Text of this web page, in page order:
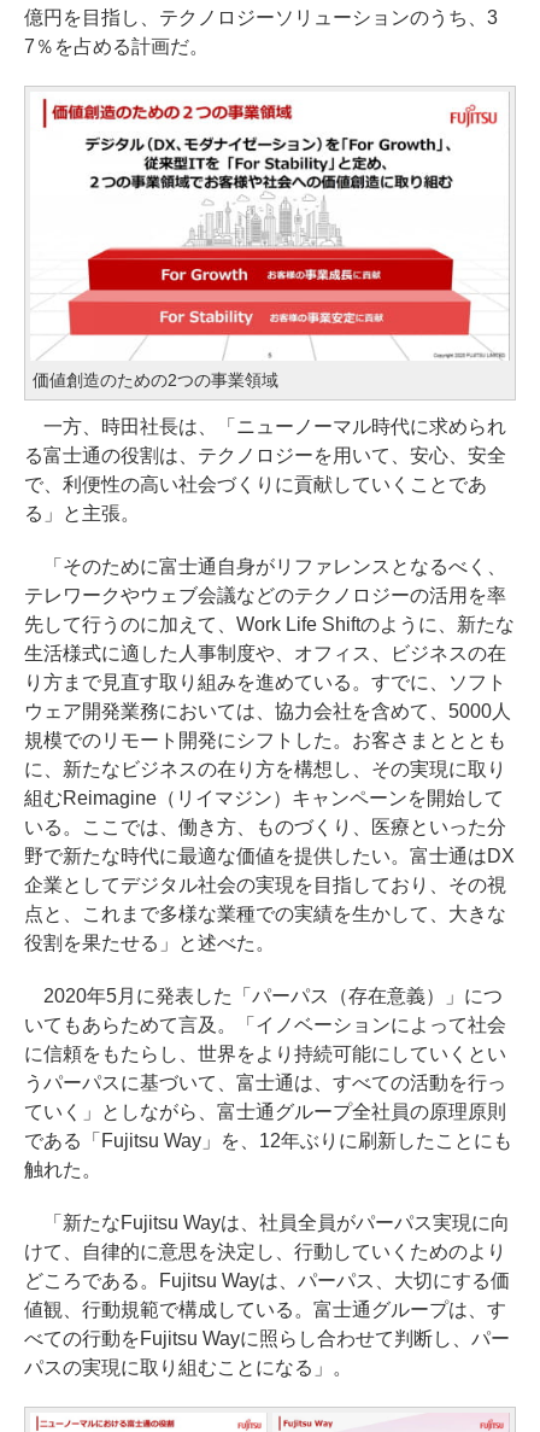
億円を目指し、テクノロジーソリューションのうち、3
7％を占める計画だ。
価値創造のための2つの事業領域
一方、時田社長は、「ニューノーマル時代に求められ
る富士通の役割は、テクノロジーを用いて、安心、安全
で、利便性の高い社会づくりに貢献していくことであ
る」と主張。
「そのために富士通自身がリファレンスとなるべく、
テレワークやウェブ会議などのテクノロジーの活用を率
先して行うのに加えて、Work Life Shiftのように、新たな
生活様式に適した人事制度や、オフィス、ビジネスの在
り方まで見直す取り組みを進めている。すでに、ソフト
ウェア開発業務においては、協力会社を含めて、5000人
規模でのリモート開発にシフトした。お客さまとととも
に、新たなビジネスの在り方を構想し、その実現に取り
組むReimagine（リイマジン）キャンペーンを開始して
いる。ここでは、働き方、ものづくり、医療といった分
野で新たな時代に最適な価値を提供したい。富士通はDX
企業としてデジタル社会の実現を目指しており、その視
点と、これまで多様な業種での実績を生かして、大きな
役割を果たせる」と述べた。
2020年5月に発表した「パーパス（存在意義）」につ
いてもあらためて言及。「イノベーションによって社会
に信頼をもたらし、世界をより持続可能にしていくとい
うパーパスに基づいて、富士通は、すべての活動を行っ
ていく」としながら、富士通グループ全社員の原理原則
である「Fujitsu Way」を、12年ぶりに刷新したことにも
触れた。
「新たなFujitsu Wayは、社員全員がパーパス実現に向
けて、自律的に意思を決定し、行動していくためのより
どころである。Fujitsu Wayは、パーパス、大切にする価
値観、行動規範で構成している。富士通グループは、す
べての行動をFujitsu Wayに照らし合わせて判断し、パー
パスの実現に取り組むことになる」。